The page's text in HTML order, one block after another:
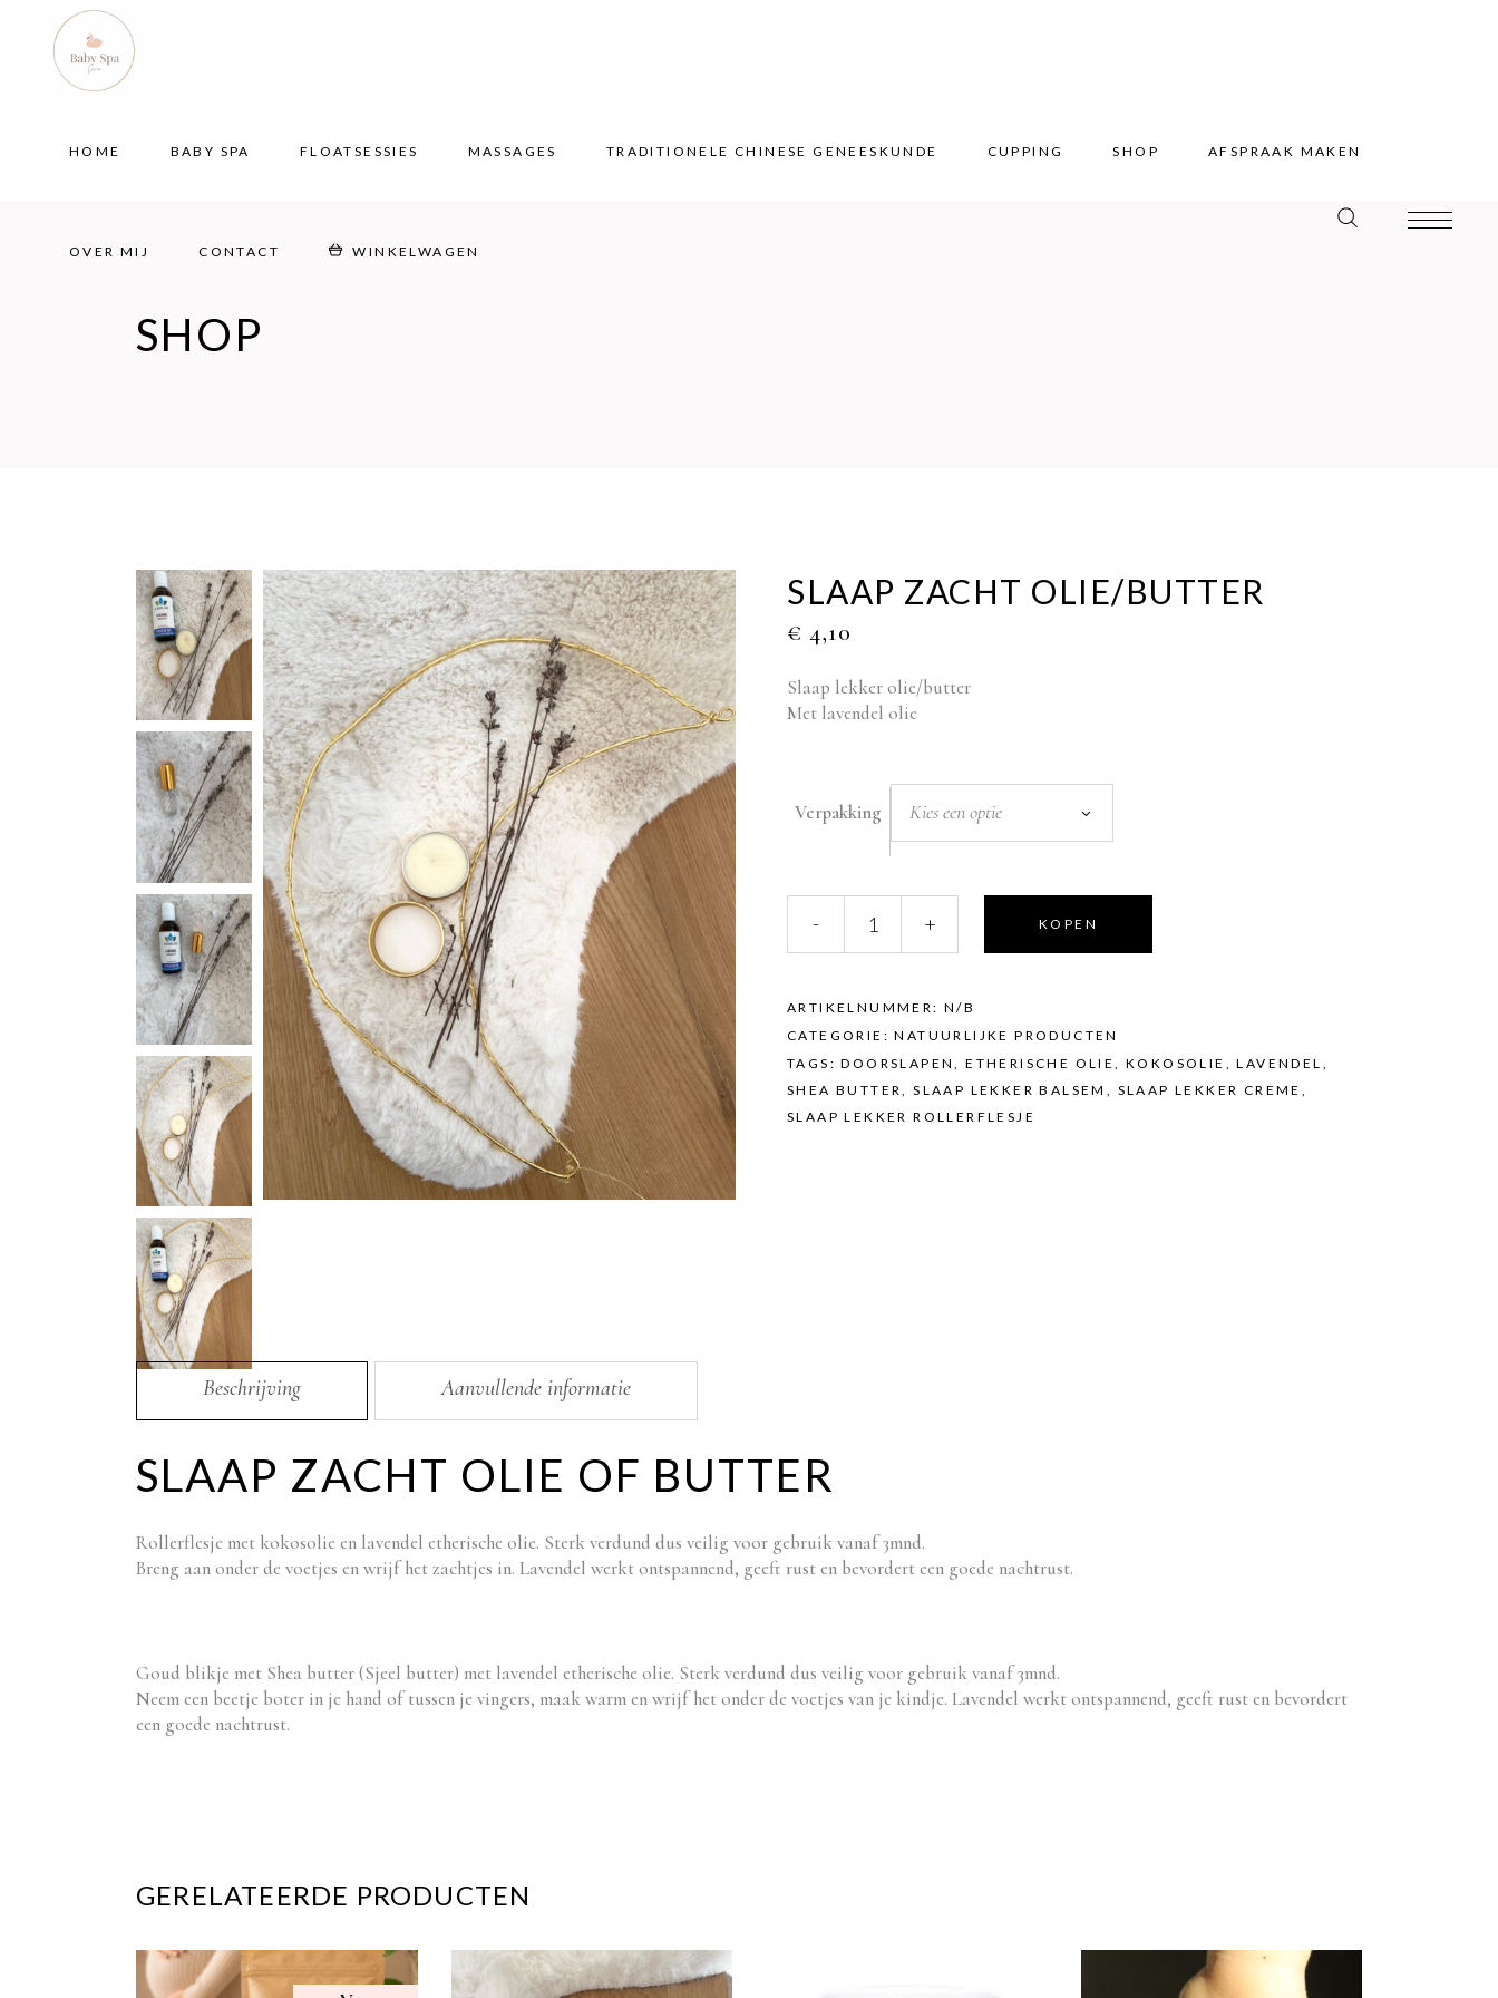
HOME BABY SPA FLOATSESSIES MASSAGES TRADITIONELE CHINESE GENEESKUNDE CUPPING SHOP AFSPRAAK MAKEN
OVER MIJ CONTACT WINKELWAGEN
HOME
SHOP
SLAAP ZACHT OLIE/BUTTER
€ 4,10
Slaap lekker olie/butter
Met lavendel olie
Verpakking Kies een optie
zacht
olie/butter
- + KOPEN
ARTIKELNUMMER: N/B
CATEGORIE:NATUURLIJKE PRODUCTEN
TAGS:DOORSLAPEN,ETHERISCHE OLIE,KOKOSOLIE ,LAVENDEL ,
SHEA BUTTER,SLAAP LEKKER BALSEM , SLAAP LEKKER CREME ,
SLAAP LEKKER ROLLERFLESJE
Beschrijving Aanvullende informatie
SLAAP ZACHT OLIE OF BUTTER
Rollerflesje met kokosolie en lavendel etherische olie. Sterk verdund dus veilig voor gebruik vanaf 3mnd.
Breng aan onder de voetjes en wrijf het zachtjes in. Lavendel werkt ontspannend, geeft rust en bevordert een goede nachtrust.
Goud blikje met Shea butter (Sjeel butter) met lavendel etherische olie. Sterk verdund dus veilig voor gebruik vanaf 3mnd.
Neem een beetje boter in je hand of tussen je vingers, maak warm en wrijf het onder de voetjes van je kindje. Lavendel werkt ontspannend, geeft rust en bevordert
een goede nachtrust.
GERELATEERDE PRODUCTEN